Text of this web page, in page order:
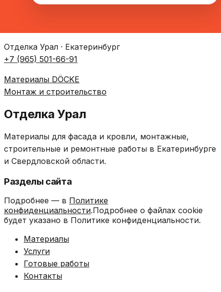
Отделка Урал · Екатеринбург
+7 (965) 501-66-91
Материалы DÖCKE
Монтаж и строительство
Отделка Урал
Материалы для фасада и кровли, монтажные,
строительные и ремонтные работы в Екатеринбурге
и Свердловской области.
Разделы сайта
Подробнее — в Политике
конфиденциальности.Подробнее о файлах cookie
будет указано в Политике конфиденциальности.
Материалы
Услуги
Готовые работы
Контакты